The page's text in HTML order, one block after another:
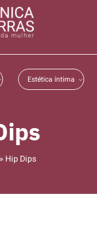
Estética íntima
» Hip Dips